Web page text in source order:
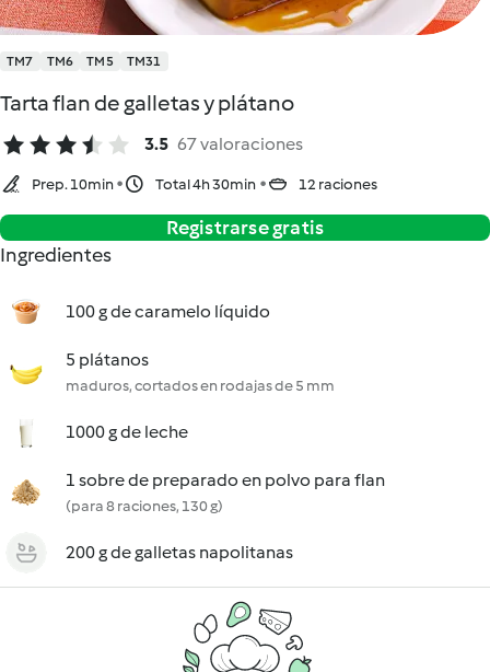
TM7 TM6 TM5 TM31
Tarta flan de galletas y plátano
3.5 67 valoraciones
Prep. 10min Total 4h 30min 12 raciones
Registrarse gratis
Ingredientes
100 g de caramelo líquido
5 plátanos
maduros, cortados en rodajas de 5 mm
1000 g de leche
1 sobre de preparado en polvo para flan
(para 8 raciones, 130 g)
200 g de galletas napolitanas